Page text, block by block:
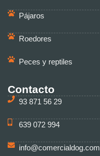
Pájaros
Roedores
Peces y reptiles
Contacto
93 871 56 29
639 072 994
info@comercialdog.com